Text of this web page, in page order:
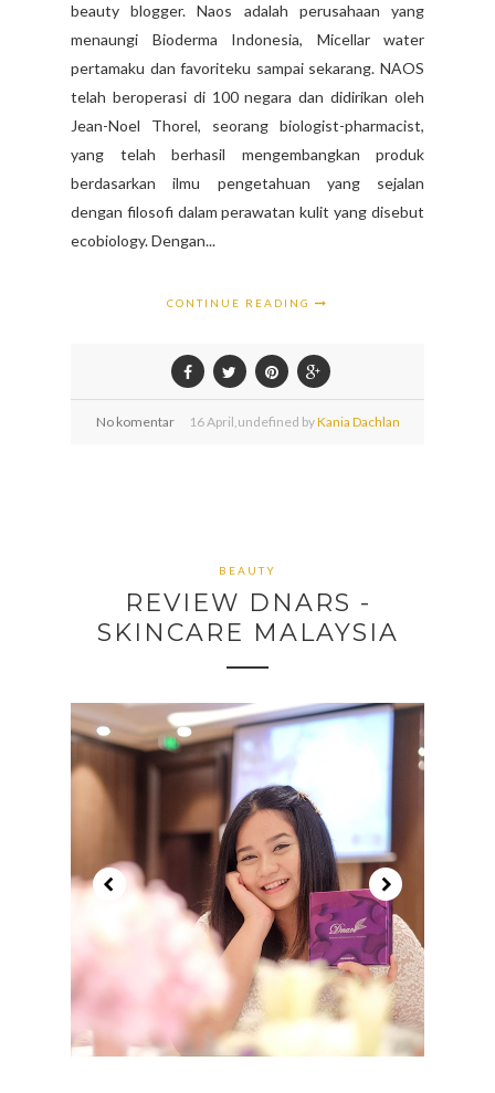
beauty blogger. Naos adalah perusahaan yang
menaungi Bioderma Indonesia, Micellar water
pertamaku dan favoriteku sampai sekarang. NAOS
telah beroperasi di 100 negara dan didirikan oleh
Jean-Noel Thorel, seorang biologist-pharmacist,
yang telah berhasil mengembangkan produk
berdasarkan ilmu pengetahuan yang sejalan
dengan filosofi dalam perawatan kulit yang disebut
ecobiology. Dengan...
CONTINUE READING
No komentar 16April,undefined byKania Dachlan
BEAUTY
REVIEW DNARS -
SKINCARE MALAYSIA